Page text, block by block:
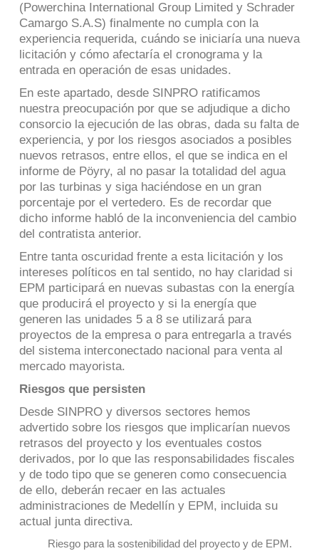
(Powerchina International Group Limited y Schrader
Camargo S.A.S) finalmente no cumpla con la
experiencia requerida, cuándo se iniciaría una nueva
licitación y cómo afectaría el cronograma y la
entrada en operación de esas unidades.
En este apartado, desde SINPRO ratificamos
nuestra preocupación por que se adjudique a dicho
consorcio la ejecución de las obras, dada su falta de
experiencia, y por los riesgos asociados a posibles
nuevos retrasos, entre ellos, el que se indica en el
informe de Pöyry, al no pasar la totalidad del agua
por las turbinas y siga haciéndose en un gran
porcentaje por el vertedero. Es de recordar que
dicho informe habló de la inconveniencia del cambio
del contratista anterior.
Entre tanta oscuridad frente a esta licitación y los
intereses políticos en tal sentido, no hay claridad si
EPM participará en nuevas subastas con la energía
que producirá el proyecto y si la energía que
generen las unidades 5 a 8 se utilizará para
proyectos de la empresa o para entregarla a través
del sistema interconectado nacional para venta al
mercado mayorista.
Riesgos que persisten
Desde SINPRO y diversos sectores hemos
advertido sobre los riesgos que implicarían nuevos
retrasos del proyecto y los eventuales costos
derivados, por lo que las responsabilidades fiscales
y de todo tipo que se generen como consecuencia
de ello, deberán recaer en las actuales
administraciones de Medellín y EPM, incluida su
actual junta directiva.
Riesgo para la sostenibilidad del proyecto y de EPM.